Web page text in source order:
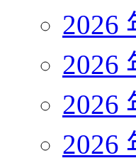
2026
2026
2026
2026